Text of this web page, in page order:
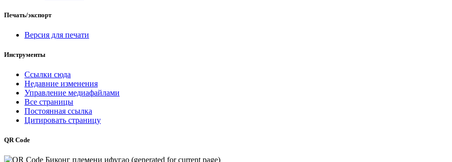
Печать/экспорт
Версия для печати
Инструменты
Ссылки сюда
Недавние изменения
Управление медиафайлами
Все страницы
Постоянная ссылка
Цитировать страницу
QR Code